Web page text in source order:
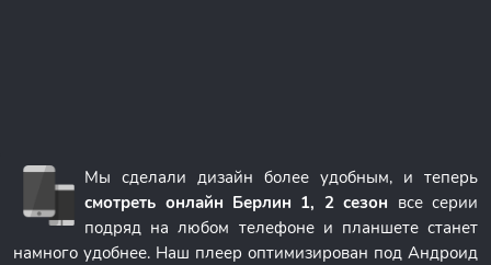
Мы сделали дизайн более удобным, и теперь
смотреть онлайн Берлин 1, 2 сезон все серии
подряд на любом телефоне и планшете станет
намного удобнее. Наш плеер оптимизирован под Андроид